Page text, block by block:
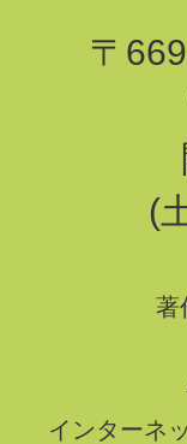
〒
(
著
インターネ